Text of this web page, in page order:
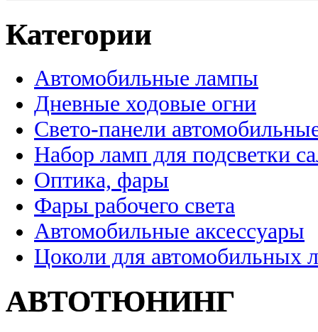
Категории
Автомобильные лампы
Дневные ходовые огни
Свето-панели
Набор ламп для подсветки
Оптика, фары
Фары рабочего света
Автомобильные аксессуары
Цоколи для автомобильных
АВТОТЮНИНГ